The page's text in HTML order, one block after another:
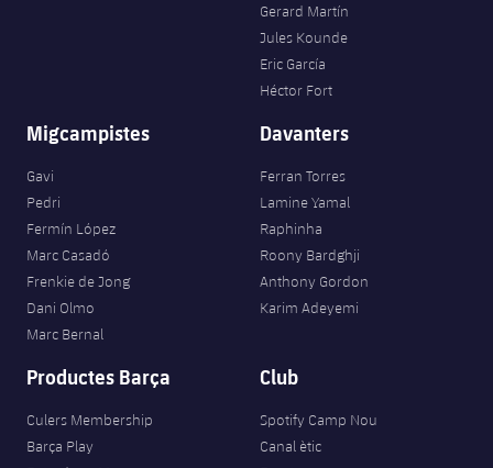
Gerard Martín
Jules Kounde
Eric García
Héctor Fort
Migcampistes
Gavi
Pedri
Fermín López
Marc Casadó
Frenkie de Jong
Dani Olmo
Marc Bernal
Davanters
Ferran Torres
Lamine Yamal
Raphinha
Roony Bardghji
Anthony Gordon
Karim Adeyemi
Productes Barça
Culers Membership
Barça Play
Club
Spotify Camp Nou
Canal ètic